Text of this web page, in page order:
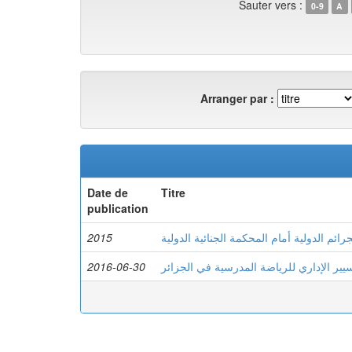
Sauter vers : 0-9 A
Arranger par :
Date de
publication
Titre
2015 الدولية أمام المحكمة الجنائية الدولية
2016-06-30
الإداري للرياضة المدرسية في الجزائر